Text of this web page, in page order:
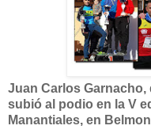
Juan Carlos Garnacho,
subió al podio en la V
Manantiales, en